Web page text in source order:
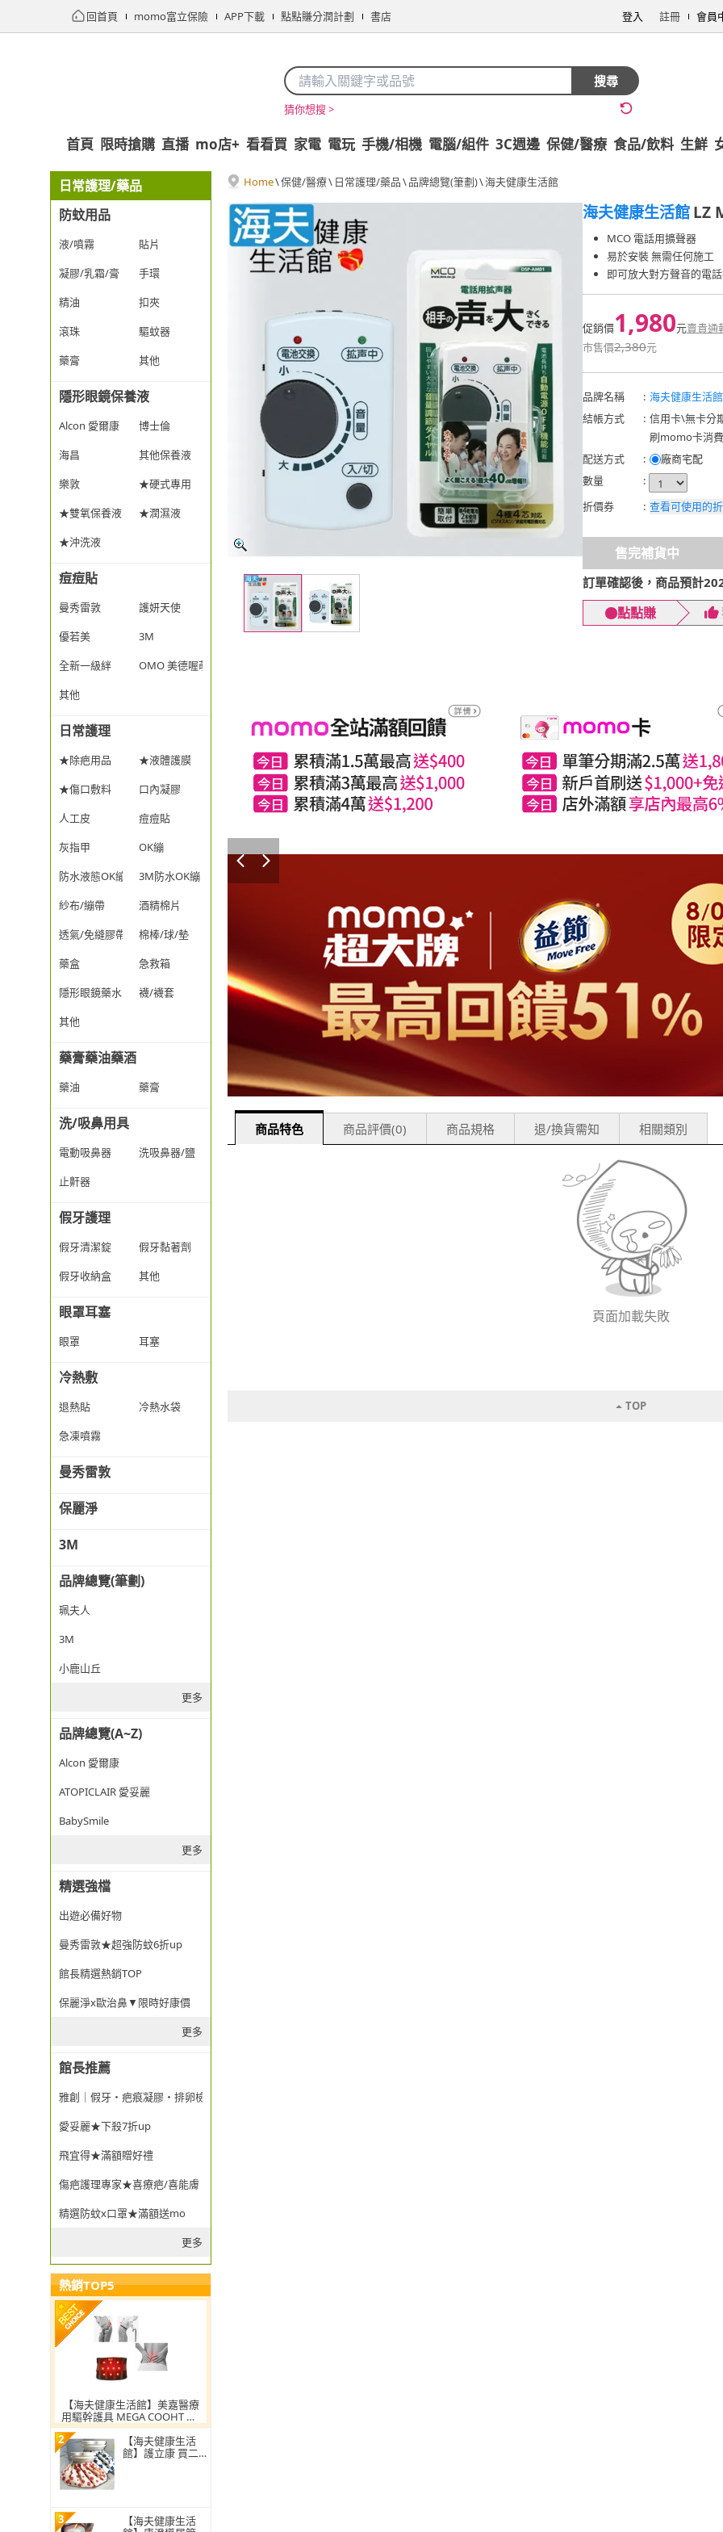
回首頁 momo富立保險 APP下載 點點賺分潤計劃 書店 登入 註冊 會員
搜尋
猜你想搜 >
首頁 限時搶購 直播 mo店+ 看看買 家電 電玩 手機/相機 電腦/組件 3C週邊 保健/醫療 食品/飲料 生鮮
日常護理/藥品
防蚊用品
液/噴霧
貼片
凝膠/乳霜/膏
手環
精油
扣夾
滾珠
驅蚊器
藥膏
其他
隱形眼鏡保養液
Alcon 愛爾康
博士倫
海昌
其他保養液
樂敦
★硬式專用
★雙氧保養液
★潤濕液
★沖洗液
痘痘貼
曼秀雷敦
護妍天使
優若美
3M
全新一級絆
OMO 美德喔萌
其他
日常護理
★除疤用品
★液體護膜
★傷口敷料
口內凝膠
人工皮
痘痘貼
灰指甲
OK繃
防水液態OK繃
3M防水OK繃
紗布/繃帶
酒精棉片
透氣/免縫膠帶
棉棒/球/墊
藥盒
急救箱
隱形眼鏡藥水
襪/襪套
其他
藥膏藥油藥酒
藥油 藥膏
洗/吸鼻用具
電動吸鼻器
洗吸鼻器/鹽
止鼾器
假牙護理
假牙清潔錠
假牙黏著劑
假牙收納盒
其他
眼罩耳塞
眼罩 耳塞
冷熱敷
退熱貼
冷熱水袋
急凍噴霧
曼秀雷敦
保麗淨
3M
品牌總覽(筆劃)
珮夫人
3M
小鹿山丘
更多
品牌總覽(A~Z)
Alcon 愛爾康
ATOPICLAIR 愛妥麗
BabySmile
更多
精選強檔
出遊必備好物
曼秀雷敦★超強防蚊6折up
館長精選熱銷TOP
保麗淨x歐治鼻▼限時好康價
更多
館長推薦
雅創｜假牙・疤痕凝膠・排卵檢測
愛妥麗★下殺7折up
飛宜得★滿額贈好禮
傷疤護理專家★喜療疤/喜能膚
精選防蚊x口罩★滿額送mo
更多
熱銷TOP5
【海夫健康生活館】美嘉醫療
用驅幹護具 MEGA COOHT US
B 磁石護腰(HT-H008)
2
【海夫健康生活
館】護立康 買二
3
【海夫健康生活
Home\保健/醫療\ 日常護理/藥品\品牌總覽(筆劃)\海夫健康生活館
海夫健康生活館LZ
MCO 電話用擴聲器
易於安裝 無需任何施工
即可放大對方聲音的電
促銷價1,980元賣貴通
市售價2,380元
品牌名稱 : 海夫健康生活館
結帳方式
: 信用卡\無卡分
刷momo卡消
配送方式
:
廠商宅配
數量
:
折價券
: 查看可使用的
售完補貨中
訂單確認後，商品預計
點點賺
商品特色 商品評價(0) 商品規格 退/換貨需知 相關類別
頁面加載失敗
TOP